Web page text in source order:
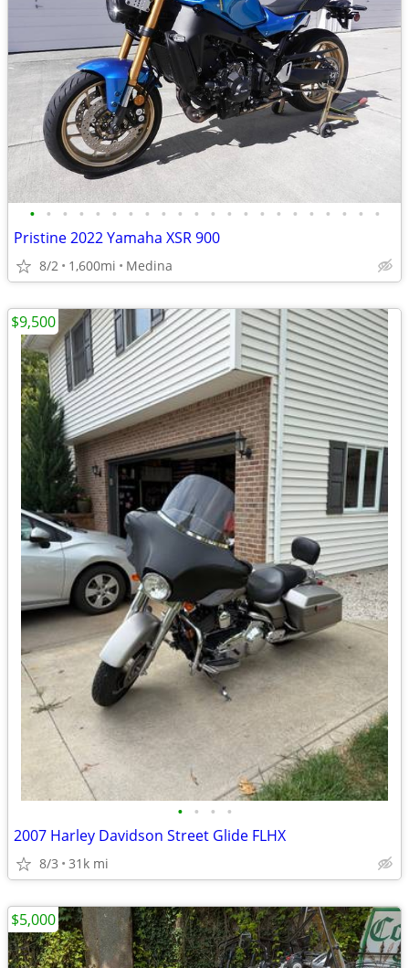
• • • • • • • • • • • • • • • • • • • • • •
Pristine 2022 Yamaha XSR 900
8/2 1,600mi Medina
• • • •
2007 Harley Davidson Street Glide FLHX
8/3 31k mi
$9,500
$5,000